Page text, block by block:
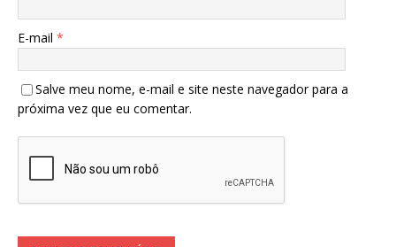
E-mail *
Salve meu nome, e-mail e site neste navegador para a
próxima vez que eu comentar.